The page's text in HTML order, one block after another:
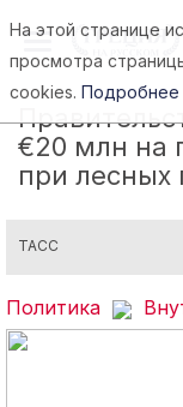
€20 млн на
при лесных
ТАСС
Политика
На этой странице
просмотра
cookies. Подробнее